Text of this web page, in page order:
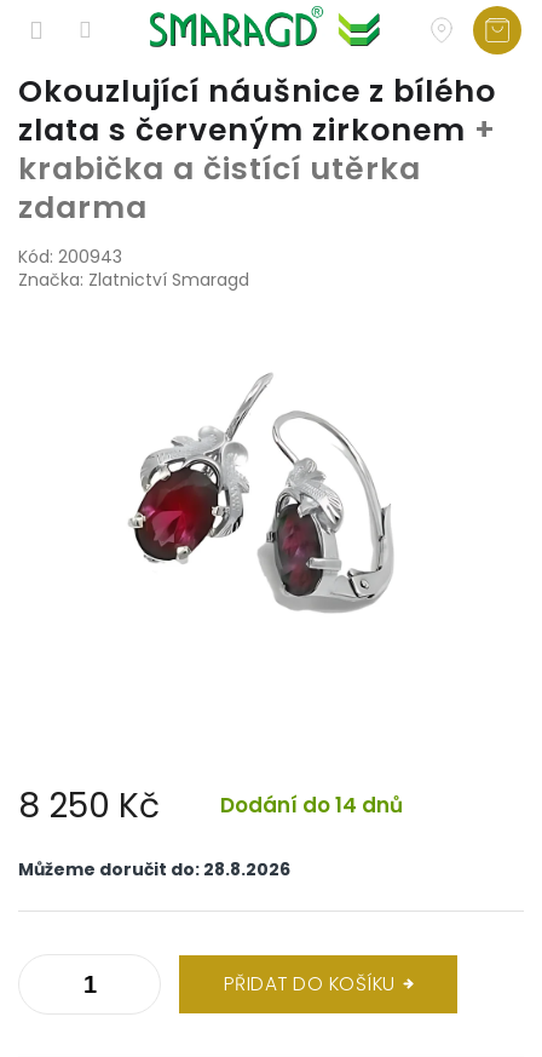
Přejít
obsah
Okouzlující náušnice z bílého
zlata s červeným zirkonem +
krabička a čistící utěrka
zdarma
Kód: 200943
Značka: Zlatnictví Smaragd
8 250 Kč Dodání do 14 dnů
cena:
Můžeme doručit do: 28.8.2026
PŘIDAT DO KOŠÍKU